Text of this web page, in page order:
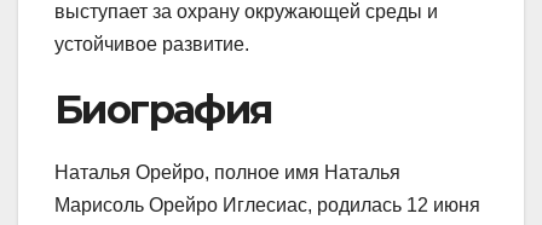
выступает за охрану окружающей среды и
устойчивое развитие.
Биография
Наталья Орейро, полное имя Наталья
Марисоль Орейро Иглесиас, родилась 12 июня